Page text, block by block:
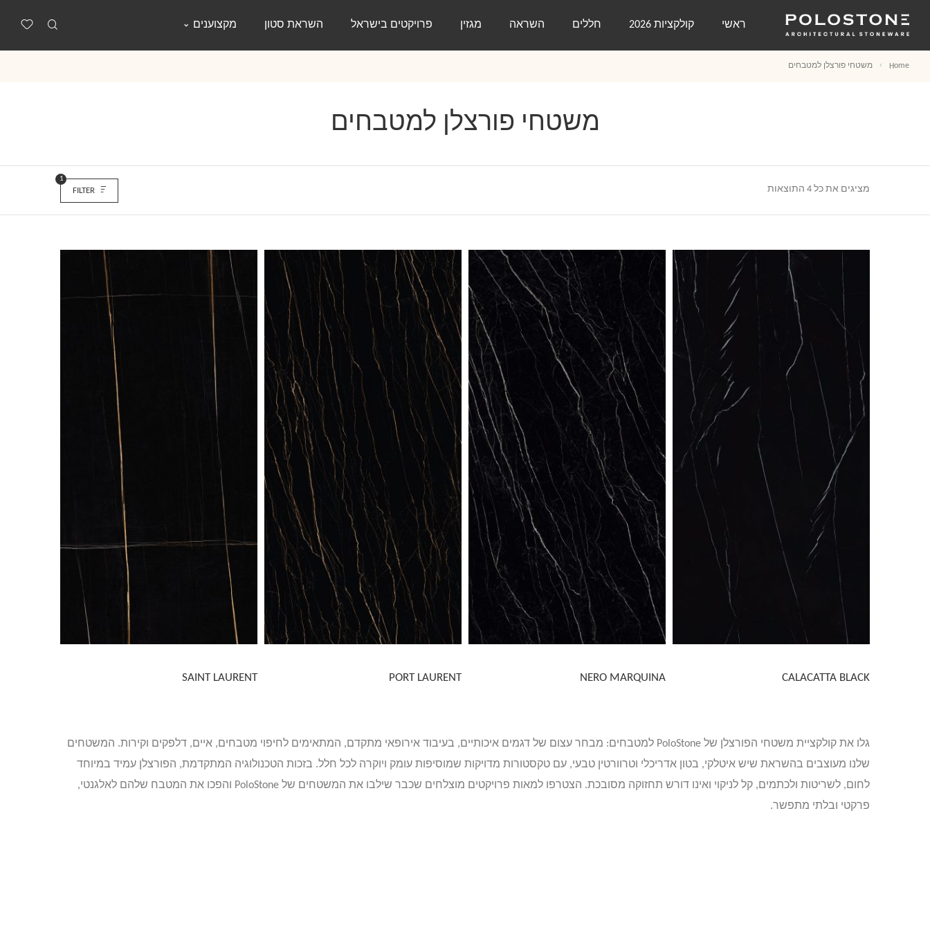
ראשי קולקציות 2026 חללים השראה מגזין פרויקטים בישראל השראת סטון מקצוענים
Home משטחי פורצלן למטבחים
משטחי פורצלן למטבחים
מציגים את כל ⁦4⁩ התוצאות FILTER
1
CALACATTA BLACK
NERO MARQUINA
PORT LAURENT
SAINT LAURENT
גלו את קולקציית משטחי הפורצלן של PoloStone למטבחים: מבחר עצום של דגמים איכותיים, בעיבוד אירופאי מתקדם, המתאימים לחיפוי מטבחים, איים, דלפקים וקירות. המשטחים
שלנו מעוצבים בהשראת שיש איטלקי, בטון אדריכלי וטרוורטין טבעי, עם טקסטורות מדויקות שמוסיפות עומק ויוקרה לכל חלל. בזכות הטכנולוגיה המתקדמת, הפורצלן עמיד במיוחד
לחום, לשריטות ולכתמים, קל לניקוי ואינו דורש תחזוקה מסובכת. הצטרפו למאות פרויקטים מוצלחים שכבר שילבו את המשטחים של PoloStone והפכו את המטבח שלהם לאלגנטי,
פרקטי ובלתי מתפשר.